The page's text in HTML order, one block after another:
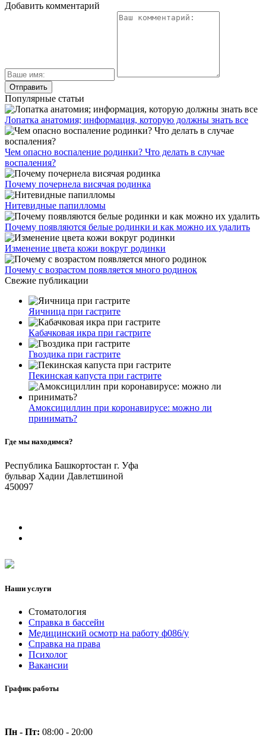
Добавить комментарий
Популярные статьи
Лопатка анатомия; информация, которую должны знать все
Чем опасно воспаление родинки? Что делать в случае
воспаления?
Почему почернела висячая родинка
Нитевидные папилломы
Почему появляются белые родинки и как можно их удалить
Изменение цвета кожи вокруг родинки
Почему с возрастом появляется много родинок
Свежие публикации
Яичница при гастрите
Кабачковая икра при гастрите
Гвоздика при гастрите
Пекинская капуста при гастрите
Амоксициллин при коронавирусе: можно ли
принимать?
Где мы находимся?
Республика Башкортостан г. Уфа
бульвар Хадии Давлетшиной
450097
Наши услуги
Стоматология
Справка в бассейн
Медицинский осмотр на работу ф086/у
Справка на права
Психолог
Вакансии
График работы
Пн - Пт: 08:00 - 20:00